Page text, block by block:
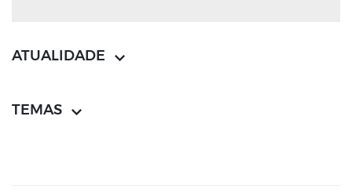
ATUALIDADE
TEMAS